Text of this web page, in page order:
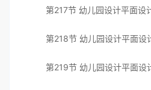
第217节 幼儿园设计平面设
第218节 幼儿园设计平面设
第219节 幼儿园设计平面设